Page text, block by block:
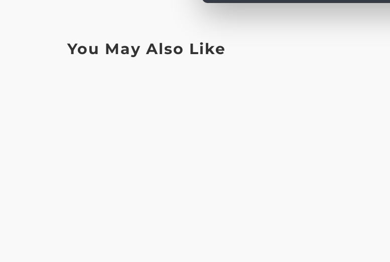
You May Also Like